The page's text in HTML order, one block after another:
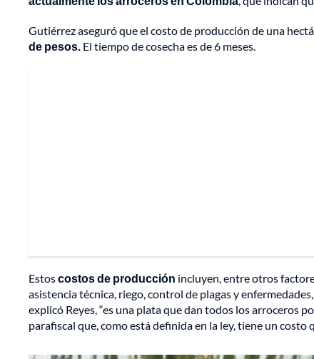
Gutiérrez aseguró que el costo de producción de una
de pesos. El tiempo de cosecha es de 6 meses.
Estoscostos de producción incluyen, entre otros
asistencia técnica, riego, control de plagas y
explicó Reyes, “es una plata que dan todos los arroceros
parafiscal que, como está definida en la ley, tiene un costo